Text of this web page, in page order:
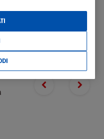
Previous slide
Next